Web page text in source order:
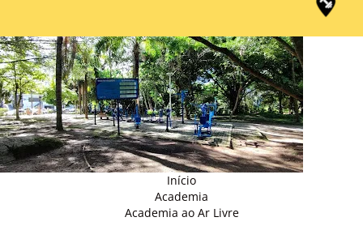
Início
Academia
Academia ao Ar Livre